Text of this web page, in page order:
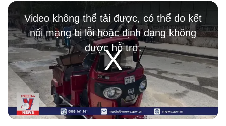
Play
Video
This
is
a
modal
window.
Video không thể tải được, có thể do kết
nối mạng bị lỗi hoặc định dạng không
được hỗ trợ.